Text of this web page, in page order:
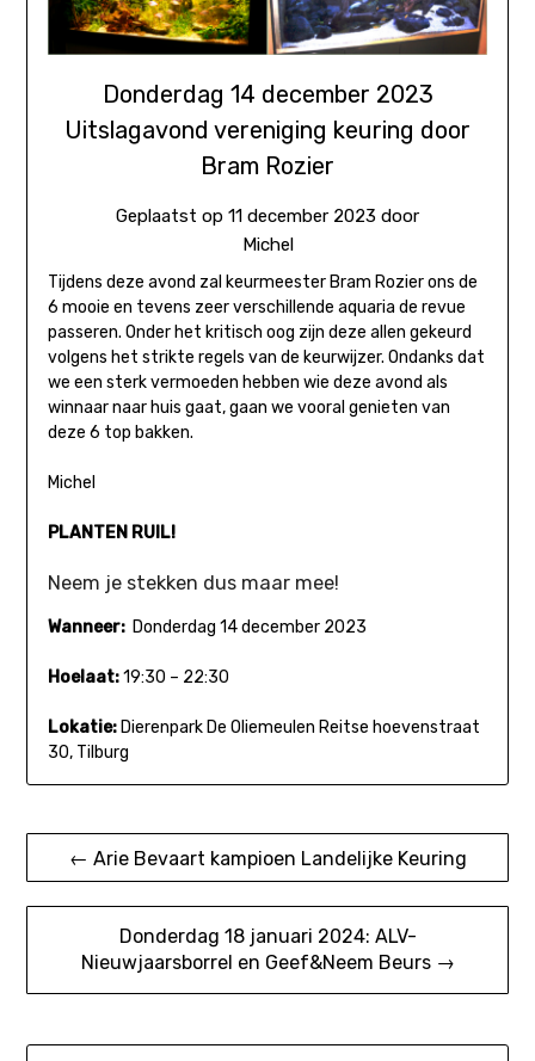
Donderdag 14 december 2023
Uitslagavond vereniging keuring door
Bram Rozier
Geplaatst op 11 december 2023 door
Michel
Tijdens deze avond zal keurmeester Bram Rozier ons de
6 mooie en tevens zeer verschillende aquaria de revue
passeren. Onder het kritisch oog zijn deze allen gekeurd
volgens het strikte regels van de keurwijzer. Ondanks dat
we een sterk vermoeden hebben wie deze avond als
winnaar naar huis gaat, gaan we vooral genieten van
deze 6 top bakken.
Michel
PLANTEN RUIL!
Neem je stekken dus maar mee!
Wanneer:Donderdag 14 december 2023
Hoelaat:19:30 – 22:30
Lokatie:Dierenpark De Oliemeulen Reitse hoevenstraat
30, Tilburg
Bericht
navigatie
← Arie Bevaart kampioen Landelijke Keuring
Donderdag 18 januari 2024: ALV-
Nieuwjaarsborrel en Geef&Neem Beurs →